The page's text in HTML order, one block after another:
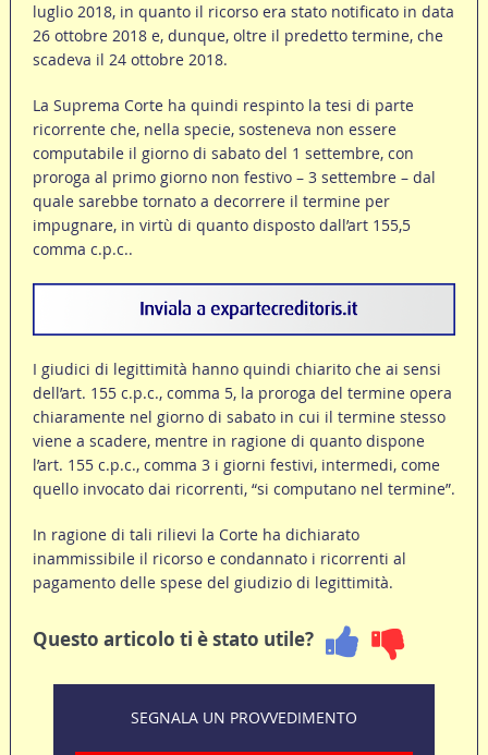
luglio 2018, in quanto il ricorso era stato notificato in data
26 ottobre 2018 e, dunque, oltre il predetto termine, che
scadeva il 24 ottobre 2018.
La Suprema Corte ha quindi respinto la tesi di parte
ricorrente che, nella specie, sosteneva non essere
computabile il giorno di sabato del 1 settembre, con
proroga al primo giorno non festivo – 3 settembre – dal
quale sarebbe tornato a decorrere il termine per
impugnare, in virtù di quanto disposto dall’art 155,5
comma c.p.c..
I giudici di legittimità hanno quindi chiarito che ai sensi
dell’art. 155 c.p.c., comma 5, la proroga del termine opera
chiaramente nel giorno di sabato in cui il termine stesso
viene a scadere, mentre in ragione di quanto dispone
l’art. 155 c.p.c., comma 3 i giorni festivi, intermedi, come
quello invocato dai ricorrenti, “si computano nel termine”.
In ragione di tali rilievi la Corte ha dichiarato
inammissibile il ricorso e condannato i ricorrenti al
pagamento delle spese del giudizio di legittimità.
Questo articolo ti è stato utile?
SEGNALA UN PROVVEDIMENTO